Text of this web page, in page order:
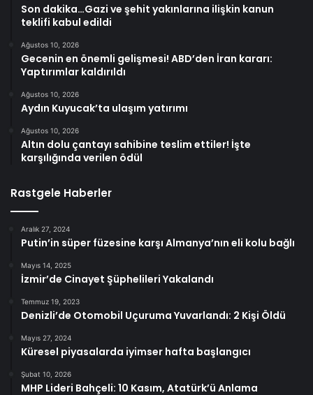
Son dakika…Gazi ve şehit yakınlarına ilişkin kanun
teklifi kabul edildi
Ağustos 10, 2026
Gecenin en önemli gelişmesi! ABD’den İran kararı:
Yaptırımlar kaldırıldı
Ağustos 10, 2026
Aydın Kuyucak’ta ulaşım yatırımı
Ağustos 10, 2026
Altın dolu çantayı sahibine teslim ettiler! İşte
karşılığında verilen ödül
Rastgele Haberler
Aralık 27, 2024
Putin’in süper füzesine karşı Almanya’nın eli kolu bağlı
Mayıs 14, 2025
İzmir’de Cinayet Şüphelileri Yakalandı
Temmuz 19, 2023
Denizli’de Otomobil Uçuruma Yuvarlandı: 2 Kişi Öldü
Mayıs 27, 2024
Küresel piyasalarda iyimser hafta başlangıcı
Şubat 10, 2026
MHP Lideri Bahçeli: 10 Kasım, Atatürk’ü Anlama